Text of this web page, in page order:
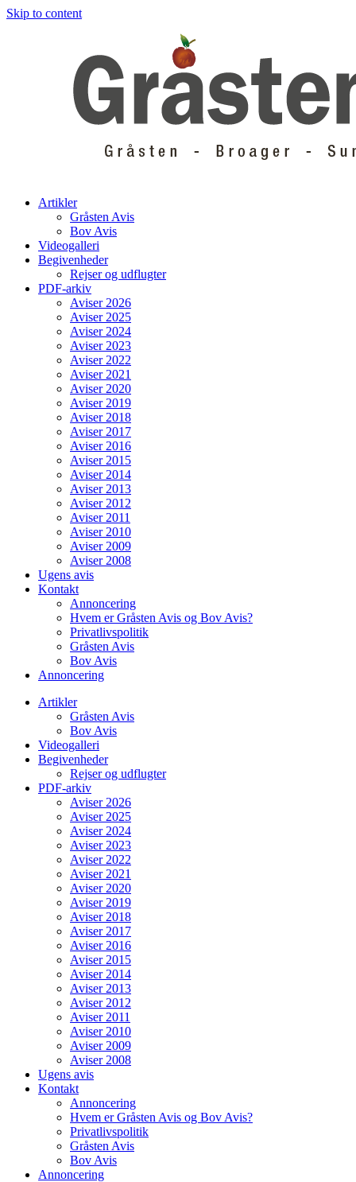
Skip to content
Artikler
Gråsten Avis
Bov Avis
Videogalleri
Begivenheder
Rejser og udflugter
PDF-arkiv
Aviser 2026
Aviser 2025
Aviser 2024
Aviser 2023
Aviser 2022
Aviser 2021
Aviser 2020
Aviser 2019
Aviser 2018
Aviser 2017
Aviser 2016
Aviser 2015
Aviser 2014
Aviser 2013
Aviser 2012
Aviser 2011
Aviser 2010
Aviser 2009
Aviser 2008
Ugens avis
Kontakt
Annoncering
Hvem er Gråsten Avis og Bov Avis?
Privatlivspolitik
Gråsten Avis
Bov Avis
Annoncering
Artikler
Gråsten Avis
Bov Avis
Videogalleri
Begivenheder
Rejser og udflugter
PDF-arkiv
Aviser 2026
Aviser 2025
Aviser 2024
Aviser 2023
Aviser 2022
Aviser 2021
Aviser 2020
Aviser 2019
Aviser 2018
Aviser 2017
Aviser 2016
Aviser 2015
Aviser 2014
Aviser 2013
Aviser 2012
Aviser 2011
Aviser 2010
Aviser 2009
Aviser 2008
Ugens avis
Kontakt
Annoncering
Hvem er Gråsten Avis og Bov Avis?
Privatlivspolitik
Gråsten Avis
Bov Avis
Annoncering